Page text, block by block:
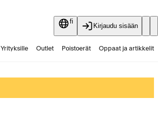
fi
Kirjaudu sisään
Yrityksille Outlet Poistoerät Oppaat ja artikkelit